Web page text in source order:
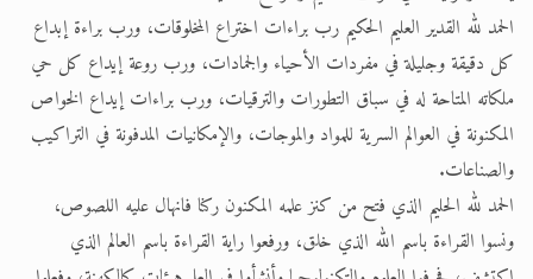
الحمد لله القدير العليم الحكيم رب براءات اختراع المخلوقات، ورب براءة إبداع
كل دقيقة وجليلة في مفردات الأحياء والجمادات، ورب روعة إيداع كل حي
ملكاته المتاحة له في سباق التطورات والترقيات، ورب براءات إيداع الخواص
المكنونة في العوالم السرية للمواد والموجات، والإمكانيات المدفونة في التراكيب
والصناعات.
الحمد لله الحليم الذي فتح من كنز علمه المكنون ركنا فانهال عليه اللصوص،
ونسوا القراءة باسم الله الذي خلق، ورفعوا راية القراءة باسم العالم الذي